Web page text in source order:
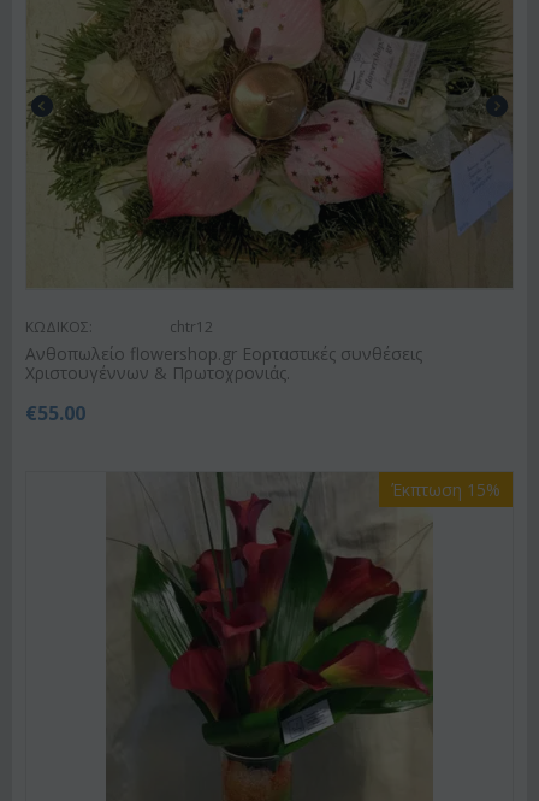
ΚΩΔΙΚΟΣ: chtr12
Ανθοπωλείο flowershop.gr Εορταστικές συνθέσεις
Χριστουγέννων & Πρωτοχρονιάς.
€55.00
Έκπτωση 15%